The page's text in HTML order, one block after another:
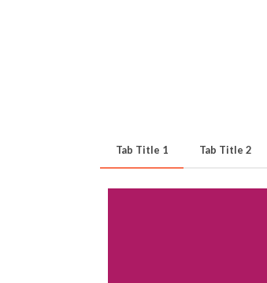
Tab Title 1 Tab Title 2